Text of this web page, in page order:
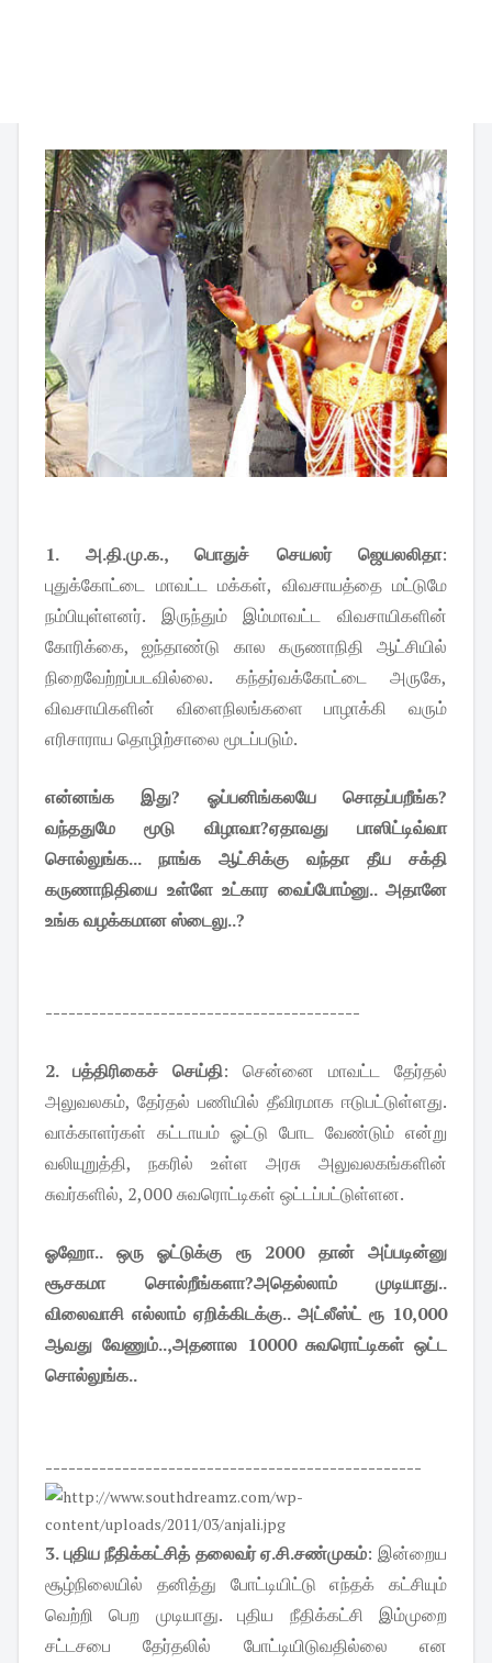
1. அ.தி.மு.க., பொதுச் செயலர் ஜெயலலிதா:
புதுக்கோட்டை மாவட்ட மக்கள், விவசாயத்தை மட்டுமே
நம்பியுள்ளனர். இருந்தும் இம்மாவட்ட விவசாயிகளின்
கோரிக்கை, ஐந்தாண்டு கால கருணாநிதி ஆட்சியில்
நிறைவேற்றப்படவில்லை. கந்தர்வக்கோட்டை அருகே,
விவசாயிகளின் விளைநிலங்களை பாழாக்கி வரும்
எரிசாராய தொழிற்சாலை மூடப்படும்.
என்னங்க இது? ஓப்பனிங்கலயே சொதப்பறீங்க?
வந்ததுமே மூடு விழாவா?ஏதாவது பாஸிட்டிவ்வா
சொல்லுங்க... நாங்க ஆட்சிக்கு வந்தா தீய சக்தி
கருணாநிதியை உள்ளே உட்கார வைப்போம்னு.. அதானே
உங்க வழக்கமான ஸ்டைலு..?
-----------------------------------------
2. பத்திரிகைச் செய்தி: சென்னை மாவட்ட தேர்தல்
அலுவலகம், தேர்தல் பணியில் தீவிரமாக ஈடுபட்டுள்ளது.
வாக்காளர்கள் கட்டாயம் ஓட்டு போட வேண்டும் என்று
வலியுறுத்தி, நகரில் உள்ள அரசு அலுவலகங்களின்
சுவர்களில், 2,000 சுவரொட்டிகள் ஒட்டப்பட்டுள்ளன.
ஓஹோ.. ஒரு ஓட்டுக்கு ரூ 2000 தான் அப்படின்னு
சூசகமா சொல்றீங்களா?அதெல்லாம் முடியாது..
விலைவாசி எல்லாம் ஏறிக்கிடக்கு.. அட்லீஸ்ட் ரூ 10,000
ஆவது வேணும்..,அதனால 10000 சுவரொட்டிகள் ஒட்ட
சொல்லுங்க..
-------------------------------------------------
3. புதிய நீதிக்கட்சித் தலைவர் ஏ.சி.சண்முகம்: இன்றைய
சூழ்நிலையில் தனித்து போட்டியிட்டு எந்தக் கட்சியும்
வெற்றி பெற முடியாது. புதிய நீதிக்கட்சி இம்முறை
சட்டசபை தேர்தலில் போட்டியிடுவதில்லை என